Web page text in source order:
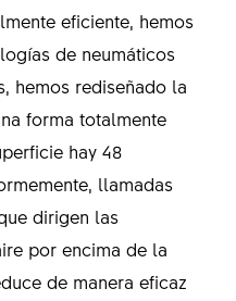
eficiente, hemos
de neumáticos
hemos rediseñado la
forma totalmente
hay 48
llamadas
dirigen las
por encima de la
de manera eficaz